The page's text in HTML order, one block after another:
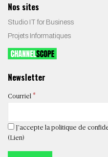
Nos sites
Studio IT for Business
Projets Informatiques
Newsletter
Courriel *
J’accepte la politique de
(Lien)